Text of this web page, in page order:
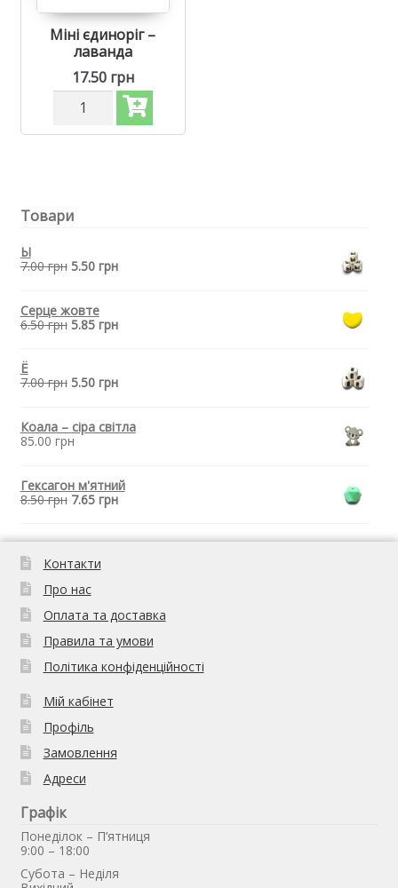
Міні єдиноріг –
лаванда
17.50грн
Силіконова
бусинка,
бусина
Міні
кількість
Товари
Ы
7.00грн 5.50грн
Серце жовте
6.50грн 5.85грн
Ё
7.00грн 5.50грн
Коала – сіра світла
85.00 грн
Гексагон м'ятний
8.50грн 7.65грн
Контакти
Про нас
Оплата та доставка
Правила та умови
Політика конфіденційності
Мій кабінет
Профіль
Замовлення
Адреси
Графік
Понеділок – П’ятниця
9:00 – 18:00
Субота – Неділя